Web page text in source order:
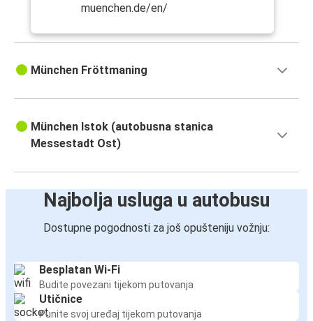
muenchen.de/en/
München Fröttmaning
München Istok (autobusna stanica
Messestadt Ost)
Najbolja usluga u autobusu
Dostupne pogodnosti za još opušteniju vožnju:
Besplatan Wi-Fi
Budite povezani tijekom putovanja
Utičnice
Punite svoj uređaj tijekom putovanja